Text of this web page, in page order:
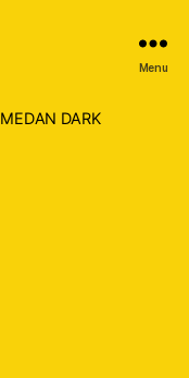
Menu
DARK